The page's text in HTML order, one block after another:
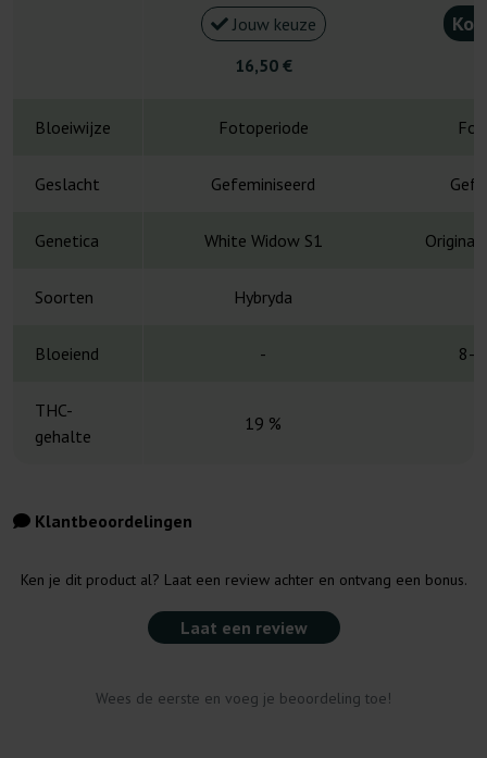
Jouw keuze
16,50 €
Bloeiwijze Fotoperiode
Geslacht Gefeminiseerd
Genetica White Widow S1 Original
Soorten Hybryda
Bloeiend - 8-
THC-
gehalte
19 %
Klantbeoordelingen
Ken je dit product al? Laat een review achter en ontvang een bonus.
Laat een review
Wees de eerste en voeg je beoordeling toe!